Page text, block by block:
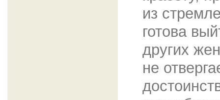
из
готова
других
не